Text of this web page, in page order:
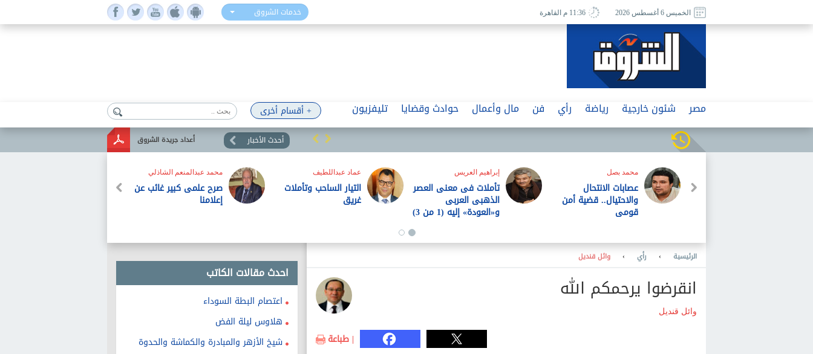
خدمات الشروق الخميس 6 أغسطس 2026 11:36 م القاهرة
+ أقسام أخرى مصر شئون خارجية رياضة رأي فن مال وأعمال حوادث وقضايا تليفزيون
أعداد جريدة الشروق أحدث الأخبار
محمد بصل
عصابات الانتحال
والاحتيال.. قضية أمن
قومى
إبراهيم العريس
تأملات فى معنى العصر
الذهبى العربى
و«العودة» إليه (1 من 3)
عماد عبداللطيف
التيار الساحب وتأملات
غريق
محمد عبدالمنعم الشاذلي
صرح علمى كبير غائب عن
إعلامنا
احدث مقالات الكاتب
اعتصام البطة السوداء
هلاوس ليلة الفض
شيخ الأزهر والمبادرة والكماشة والحدوة
الرئيسية › رأي › وائل قنديل
انقرضوا يرحمكم الله
وائل قنديل
| طباعة